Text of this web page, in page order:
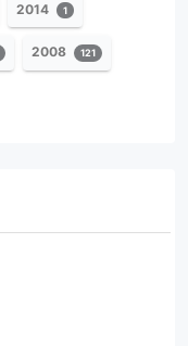
2014 1
2008 121